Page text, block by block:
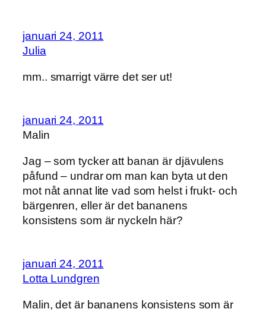
januari 24, 2011
Julia
mm.. smarrigt värre det ser ut!
januari 24, 2011
Malin
Jag – som tycker att banan är djävulens
påfund – undrar om man kan byta ut den
mot nåt annat lite vad som helst i frukt- och
bärgenren, eller är det bananens
konsistens som är nyckeln här?
januari 24, 2011
Lotta Lundgren
Malin, det är bananens konsistens som är